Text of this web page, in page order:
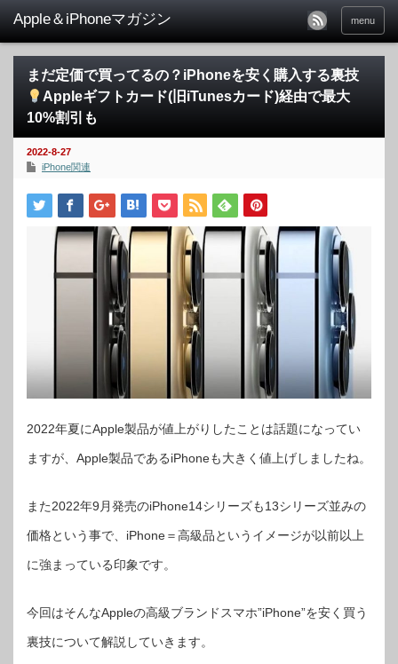
menu
まだ定価で買ってるの？iPhoneを安く購入する裏技
Appleギフトカード(旧iTunesカード)経由で最大
10%割引も
2022-8-27
iPhone関連
2022年夏にApple製品が値上がりしたことは話題になってい
ますが、Apple製品であるiPhoneも大きく値上げしましたね。
また2022年9月発売のiPhone14シリーズも13シリーズ並みの
価格という事で、iPhone＝高級品というイメージが以前以上
に強まっている印象です。
今回はそんなAppleの高級ブランドスマホ”iPhone”を安く買う
裏技について解説していきます。